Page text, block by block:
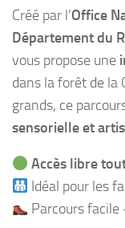
Créé par l’Office
Département du
vous propose une
dans la forêt de la
grands, ce
sensorielle et
Accès libre
Idéal pour les
Parcours facile